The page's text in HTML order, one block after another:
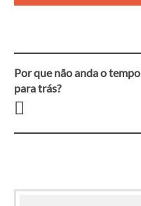
Navegação
entre
artigos
Por que não anda o tempo
para trás?